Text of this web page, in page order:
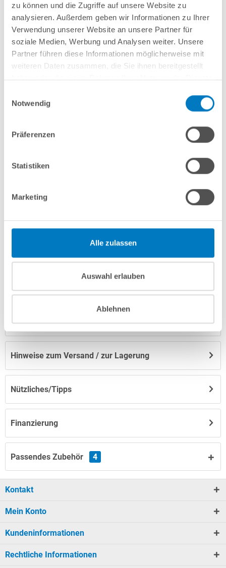
zu können und die Zugriffe auf unsere Website zu
analysieren. Außerdem geben wir Informationen zu Ihrer
Verwendung unserer Website an unsere Partner für
soziale Medien, Werbung und Analysen weiter. Unsere
Partner führen diese Informationen möglicherweise mit
weiteren Daten zusammen, die Sie ihnen bereitgestellt
Notwendig
Präferenzen
Statistiken
Marketing
Alle zulassen
Auswahl erlauben
Ablehnen
Unterlegvlies 300 g/m²
Einbauskimmer und Einlaufdüse
SandfilteranlagePOOLSANAPro Next 300 / SPECK PlusPump 5(Made
in Germany) inkl. Filtersand
Produktbeschreibung
Finanzierung
Herstellerangaben
Anleitungen/Datenblätter
Hinweise zum Versand / zur Lagerung
Nützliches/Tipps
Passendes Zubehör 4
Kontakt
Mein Konto
Kundeninformationen
Rechtliche Informationen